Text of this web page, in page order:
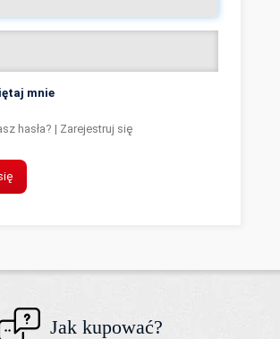
mnie
hasła? | Zarejestruj się
Jak kupować?